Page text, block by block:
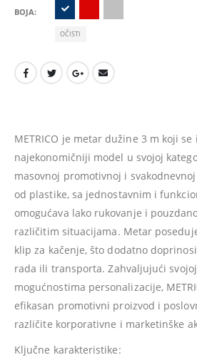
BOJA
OČISTI
METRICO je metar dužine 3 m koji se
najekonomičniji model u svojoj
masovnoj promotivnoj i
od plastike, sa jednostavnim i
omogućava lako rukovanje i
različitim situacijama. Metar
klip za kačenje, što dodatno
rada ili transporta. Zahvaljujući
mogućnostima personalizacije,
efikasan promotivni proizvod i
različite korporativne i marketinške
Ključne karakteristike: